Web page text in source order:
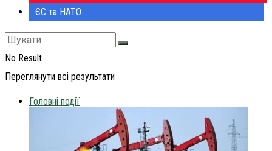
ЄС та НАТО
No Result
Переглянути всі результати
Головні події